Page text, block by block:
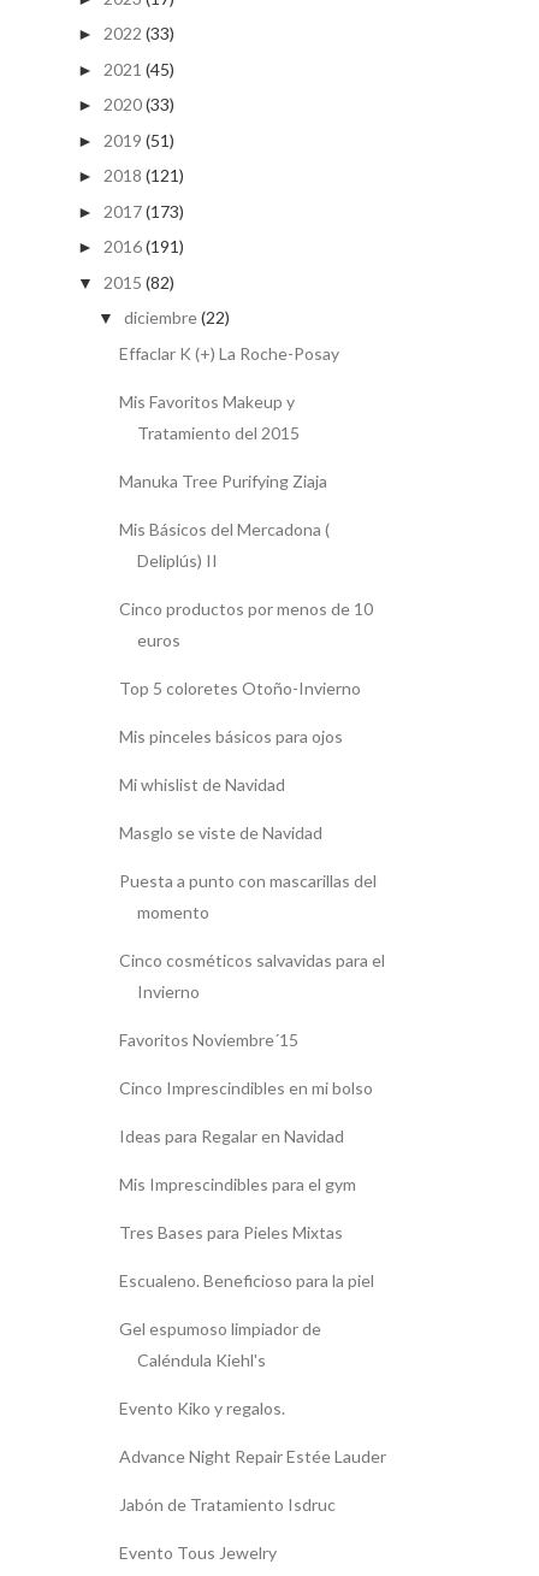
► 2022 (33)
► 2021 (45)
► 2020(33)
► 2019 (51)
► 2018 (121)
► 2017(173)
► 2016(191)
▼ 2015 (82)
▼ diciembre(22)
Effaclar K (+) La Roche-Posay
Mis Favoritos Makeup y
Tratamiento del 2015
Manuka Tree Purifying Ziaja
Mis Básicos del Mercadona (
Deliplús) II
Cinco productos por menos de 10
euros
Top 5 coloretes Otoño-Invierno
Mis pinceles básicos para ojos
Mi whislist de Navidad
Masglo se viste de Navidad
Puesta a punto con mascarillas del
momento
Cinco cosméticos salvavidas para el
Invierno
Favoritos Noviembre´15
Cinco Imprescindibles en mi bolso
Ideas para Regalar en Navidad
Mis Imprescindibles para el gym
Tres Bases para Pieles Mixtas
Escualeno. Beneficioso para la piel
Gel espumoso limpiador de
Caléndula Kiehl's
Evento Kiko y regalos.
Advance Night Repair Estée Lauder
Jabón de Tratamiento Isdruc
Evento Tous Jewelry